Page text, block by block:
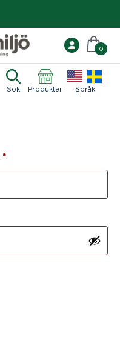
Sök Produkter Språk
0
*